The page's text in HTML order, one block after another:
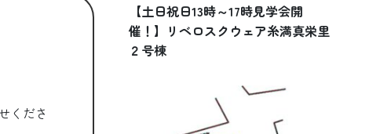
くださ
【土日祝日13時～17時見学会開
催！】リベロスクウェア糸満真栄里
２号棟